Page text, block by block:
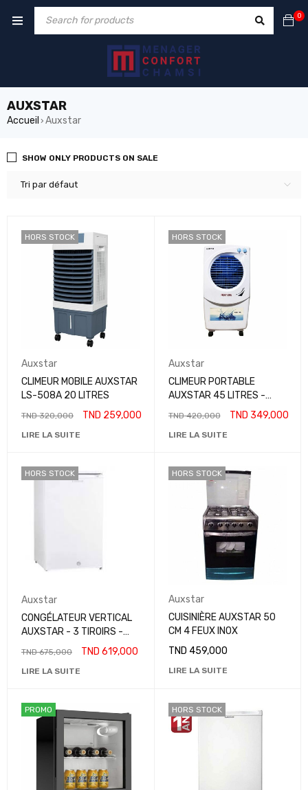
0
AUXSTAR
Accueil › Auxstar
Tri par défaut
SHOW ONLY PRODUCTS ON SALE
HORS STOCK
Auxstar
CLIMEUR MOBILE AUXSTAR
LS-508A 20 LITRES
TND320,000 TND 259,000
LIRE LA SUITE
HORS STOCK
Auxstar
CLIMEUR PORTABLE
AUXSTAR 45 LITRES -
TND420,000 TND 349,000
LIRE LA SUITE
HORS STOCK
Auxstar
CONGÉLATEUR VERTICAL
AUXSTAR - 3 TIROIRS -
TND675,000 TND 619,000
LIRE LA SUITE
HORS STOCK
Auxstar
CUISINIÈRE AUXSTAR 50
CM 4 FEUX INOX
TND 459,000
LIRE LA SUITE
PROMO HORS STOCK